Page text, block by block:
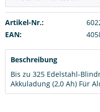
Artikel-Nr.:
EAN:
Beschreibung
Bis zu 325 Edelstahl-
Akkuladung (2,0 Ah) Für